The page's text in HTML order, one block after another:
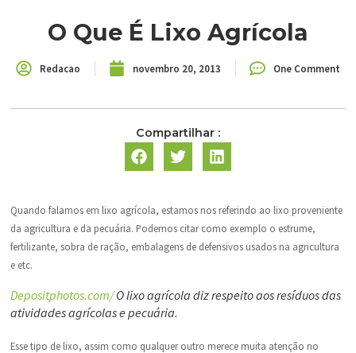
O Que É Lixo Agrícola
Redacao novembro 20, 2013 One Comment
Compartilhar :
Quando falamos em lixo agrícola, estamos nos referindo ao lixo proveniente
da agricultura e da pecuária. Podemos citar como exemplo o estrume,
fertilizante, sobra de ração, embalagens de defensivos usados na agricultura
e etc.
Depositphotos.com/O lixo agrícola diz respeito aos resíduos das
atividades agrícolas e pecuária.
Esse tipo de lixo, assim como qualquer outro merece muita atenção no